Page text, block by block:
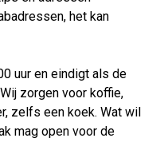
het kan
uur en eindigt als de
zorgen voor koffie,
zelfs een koek. Wat wil
mag open voor de